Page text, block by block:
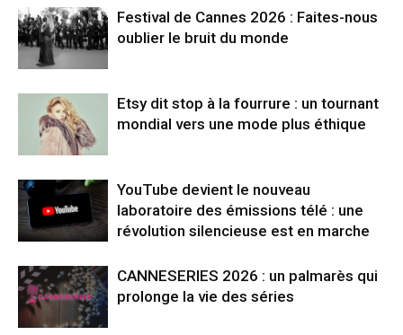
Festival de Cannes 2026 : Faites-nous
oublier le bruit du monde
Etsy dit stop à la fourrure : un tournant
mondial vers une mode plus éthique
YouTube devient le nouveau
laboratoire des émissions télé : une
révolution silencieuse est en marche
CANNESERIES 2026 : un palmarès qui
prolonge la vie des séries